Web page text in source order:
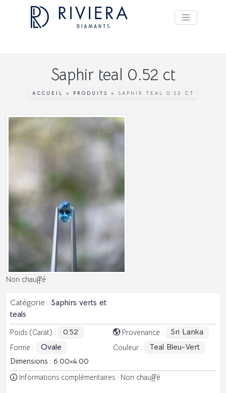
Saphir teal 0.52 ct
ACCUEIL » PRODUITS » SAPHIR TEAL 0.52 CT
Non chauffé
Catégorie : Saphirs verts et
teals
Poids (Carat) : 0.52 Provenance : Sri Lanka
Forme : Ovale Couleur : Teal Bleu-Vert
Dimensions : 6.00 4.00
Informations complémentaires : Non chauffé